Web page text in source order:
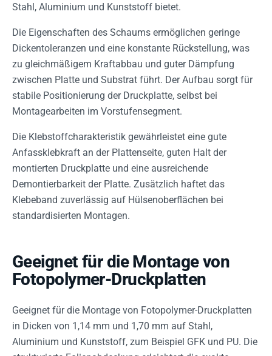
Stahl, Aluminium und Kunststoff bietet.
Die Eigenschaften des Schaums ermöglichen geringe
Dickentoleranzen und eine konstante Rückstellung, was
zu gleichmäßigem Kraftabbau und guter Dämpfung
zwischen Platte und Substrat führt. Der Aufbau sorgt für
stabile Positionierung der Druckplatte, selbst bei
Montagearbeiten im Vorstufensegment.
Die Klebstoffcharakteristik gewährleistet eine gute
Anfassklebkraft an der Plattenseite, guten Halt der
montierten Druckplatte und eine ausreichende
Demontierbarkeit der Platte. Zusätzlich haftet das
Klebeband zuverlässig auf Hülsenoberflächen bei
standardisierten Montagen.
Geeignet für die Montage von
Fotopolymer-Druckplatten
Geeignet für die Montage von Fotopolymer-Druckplatten
in Dicken von 1,14 mm und 1,70 mm auf Stahl,
Aluminium und Kunststoff, zum Beispiel GFK und PU. Die